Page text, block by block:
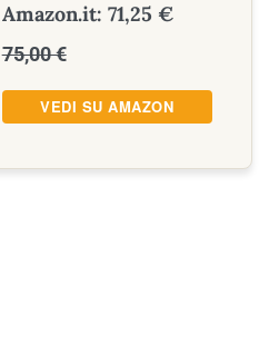
Amazon.it: 71,25 €
75,00 €
VEDI SU AMAZON